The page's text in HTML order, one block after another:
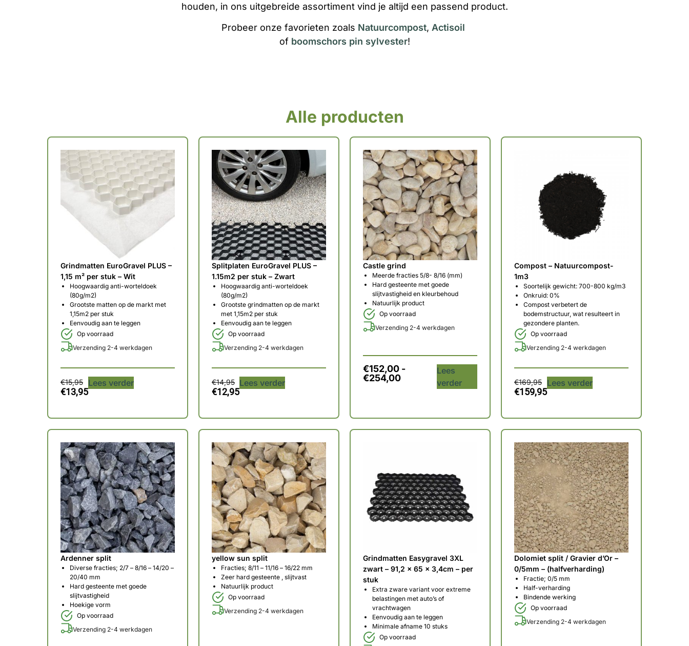
houden, in ons uitgebreide assortiment vind je altijd een passend product.
Probeer onze favorieten zoals Natuurcompost, Actisoil
of boomschors pin sylvester!
Alle producten
Grindmatten EuroGravel PLUS –
1,15 m² per stuk – Wit
Hoogwaardig anti-worteldoek
(80g/m2)
Grootste matten op de markt met
1,15m2 per stuk
Eenvoudig aan te leggen
Op voorraad
Verzending 2-4 werkdagen
€15,95
€13,95
Lees verder
Splitplaten EuroGravel PLUS –
1.15m2 per stuk – Zwart
Hoogwaardig anti-worteldoek
(80g/m2)
Grootste grindmatten op de markt
met 1,15m2 per stuk
Eenvoudig aan te leggen
Op voorraad
Verzending 2-4 werkdagen
€14,95
€12,95
Lees verder
Castle grind
Meerde fracties 5/8- 8/16 (mm)
Hard gesteente met goede
slijtvastigheid en kleurbehoud
Natuurlijk product
Op voorraad
Verzending 2-4 werkdagen
€152,00 -
€254,00
Lees
verder
Compost – Natuurcompost-
1m3
Soortelijk gewicht: 700-800 kg/m3
Onkruid: 0%
Compost verbetert de
bodemstructuur, wat resulteert in
gezondere planten.
Op voorraad
Verzending 2-4 werkdagen
€169,95
€159,95
Lees verder
Ardenner split
Diverse fracties; 2/7 – 8/16 – 14/20 –
20/40 mm
Hard gesteente met goede
slijtvastigheid
Hoekige vorm
Op voorraad
Verzending 2-4 werkdagen
yellow sun split
Fracties; 8/11 – 11/16 – 16/22 mm
Zeer hard gesteente , slijtvast
Natuurlijk product
Op voorraad
Verzending 2-4 werkdagen
Grindmatten Easygravel 3XL
zwart – 91,2 x 65 x 3,4cm – per
stuk
Extra zware variant voor extreme
belastingen met auto’s of
vrachtwagen
Eenvoudig aan te leggen
Minimale afname 10 stuks
Op voorraad
Dolomiet split / Gravier d’Or –
0/5mm – (halfverharding)
Fractie; 0/5 mm
Half-verharding
Bindende werking
Op voorraad
Verzending 2-4 werkdagen